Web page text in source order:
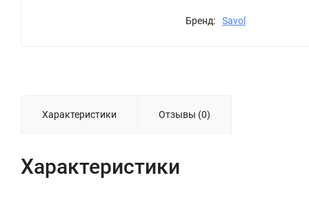
Бренд: Savol
Характеристики Отзывы (0)
Характеристики